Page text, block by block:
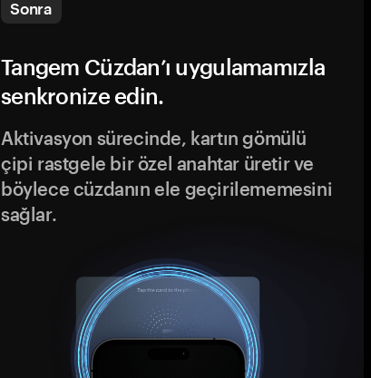
Sonra
Tangem Cüzdan’ı uygulamamızla
senkronize edin.
Aktivasyon sürecinde, kartın gömülü
çipi rastgele bir özel anahtar üretir ve
böylece cüzdanın ele geçirilememesini
sağlar.